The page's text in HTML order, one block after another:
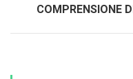
COMPRENSIONE